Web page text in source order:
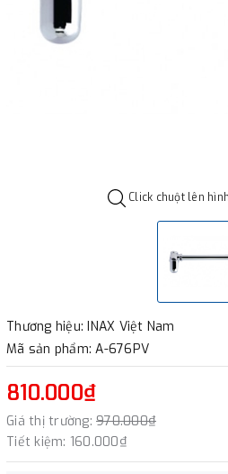
Click chuột lên
Thương hiệu: INAX Việt Nam
Mã sản phẩm: A-676PV
810.000₫
Giá thị trường: 970.000₫
Tiết kiệm: 160.000₫